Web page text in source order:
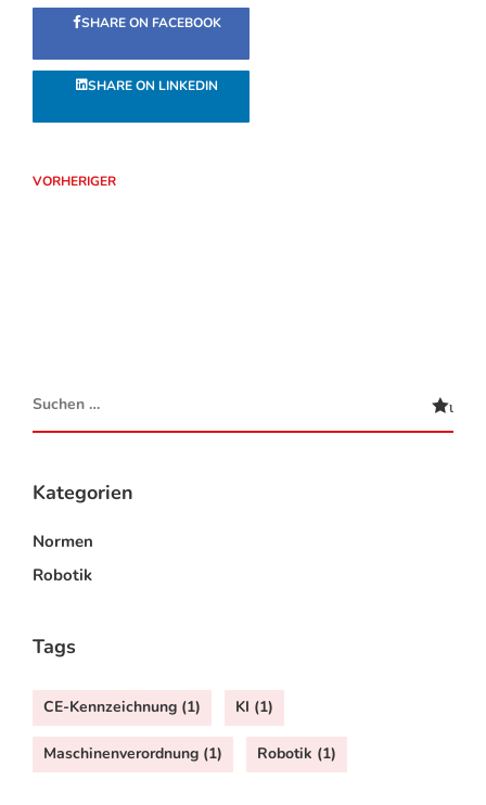
SHARE ON FACEBOOK
SHARE ON LINKEDIN
VORHERIGER
Kategorien
Normen
Robotik
Tags
CE-Kennzeichnung (1) KI (1)
Maschinenverordnung (1) Robotik (1)